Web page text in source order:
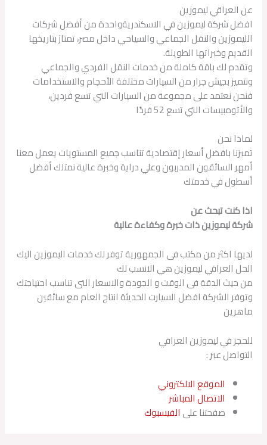
عن العراقي ليموزين
افضل شركة ليموزين في الاسكندريةواحدة من أفضل شركات
الليموزين والنقل الجماعي والسياحي داخل مصر، تمتاز بتاريخها
القديم وخبراتها الطويلة.
وتقدم لك باقة كاملة من خدمات النقل الفردي والجماعي
ونتميز بجيش جرار من السيارات مختلفة الأحجام والاستخدامات
فنحن نعتمد على مجموعة من السيارات التي تسع فردين،
والأتومبيسات التي تسع 52 فردًا
لماذا نحن
تميزنا بافضل أسعار إقتصادية تناسب جميع المستويات يعمل معنا
أمهر السائقون المدربون وعلي دراية وخبرة عالية نمتلك أفضل
أسطول في خدمتك
اذا كنت تبحث عن
شركة ليموزين ذات خبرة وكفاءة عالية
لديها اكثر من مكتب فى الجمهورية توفر لك خدمات اليموزين اليك
الحل العراقي ليموزين هي الانسب لك
من حيث الدقة فى الوقت و الجودة والاسعار التى تناسب احتياجتك
وتوفر الشركة افضل السيارت الحديثة انتاج العام مع سائقين
ماهرين
للحجز في ليموزين العراقي
التواصل عبر :
الموقع الالكتروني
الاتصال المباشر
صفحتنا على الفيسبوك